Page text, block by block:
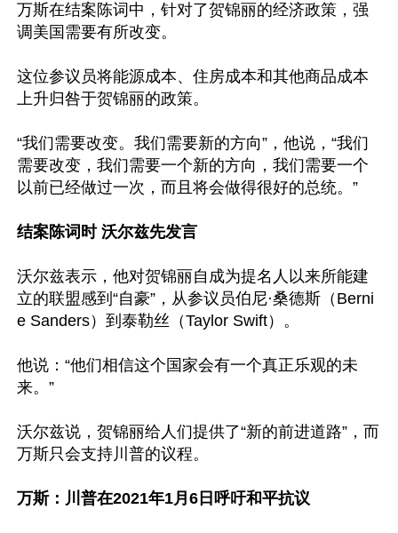
万斯在结案陈词中，针对了贺锦丽的经济政策，强
调美国需要有所改变。
这位参议员将能源成本、住房成本和其他商品成本
上升归咎于贺锦丽的政策。
“我们需要改变。我们需要新的方向”，他说，“我们
需要改变，我们需要一个新的方向，我们需要一个
以前已经做过一次，而且将会做得很好的总统。”
结案陈词时 沃尔兹先发言
沃尔兹表示，他对贺锦丽自成为提名人以来所能建
立的联盟感到“自豪”，从参议员伯尼·桑德斯（Berni
e Sanders）到泰勒丝（Taylor Swift）。
他说：“他们相信这个国家会有一个真正乐观的未
来。”
沃尔兹说，贺锦丽给人们提供了“新的前进道路”，而
万斯只会支持川普的议程。
万斯：川普在2021年1月6日呼吁和平抗议